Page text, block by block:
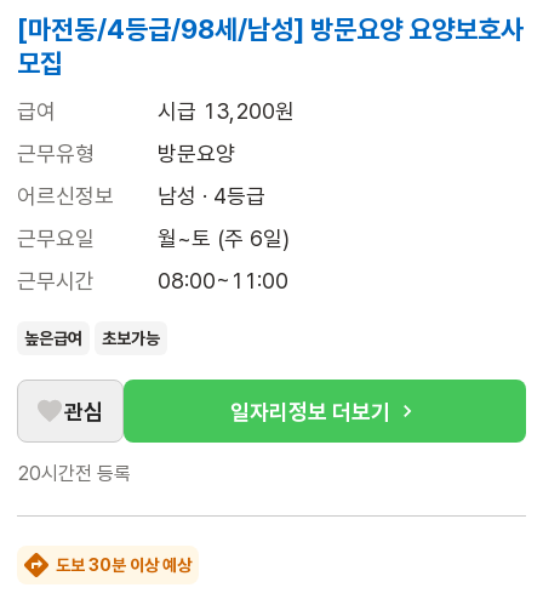
[마전동/4등급/98세/남성] 방문요양 요양보호사
모집
급여
시급 13,200원
근무유형
방문요양
어르신정보
남성 · 4등급
근무요일
월~토 (주 6일)
근무시간
08:00~11:00
높은급여 초보가능
관심 일자리정보 더보기
20시간전 등록
도보 30분 이상 예상